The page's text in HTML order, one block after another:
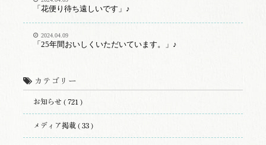
「花便り待ち遠しいです」♪
2024.04.09
「25年間おいしくいただいています。」♪
カテゴリー
お知らせ ( 721 )
メディア掲載 ( 33 )